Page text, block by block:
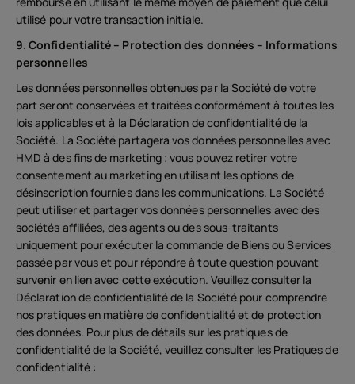
utilisé pour votre transaction initiale.
9. Confidentialité – Protection des données – Informations
personnelles
Les données personnelles obtenues par la Société de votre
part seront conservées et traitées conformément à toutes les
lois applicables et à la Déclaration de confidentialité de la
Société. La Société partagera vos données personnelles avec
HMD à des fins de marketing ; vous pouvez retirer votre
consentement au marketing en utilisant les options de
désinscription fournies dans les communications. La Société
peut utiliser et partager vos données personnelles avec des
sociétés affiliées, des agents ou des sous-traitants
uniquement pour exécuter la commande de Biens ou Services
passée par vous et pour répondre à toute question pouvant
survenir en lien avec cette exécution. Veuillez consulter la
Déclaration de confidentialité de la Société pour comprendre
nos pratiques en matière de confidentialité et de protection
des données. Pour plus de détails sur les pratiques de
confidentialité de la Société, veuillez consulter les Pratiques de
confidentialité :